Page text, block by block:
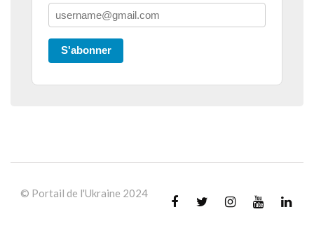
S'abonner
© Portail de l'Ukraine 2024